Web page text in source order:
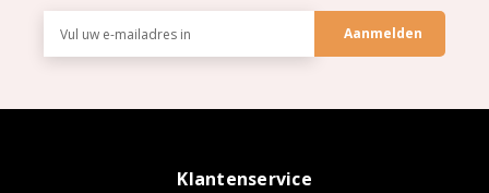
mailadres
Klantenservice